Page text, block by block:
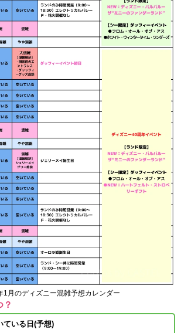
1月のディズニー混雑予想カレンダー
？
ている日(予想)